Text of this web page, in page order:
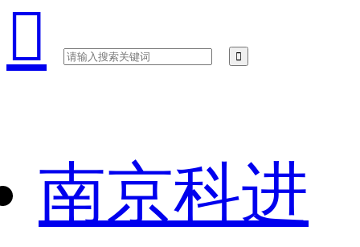

南京科进